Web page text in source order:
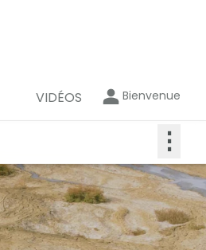
VIDÉOS Bienvenue
⋮